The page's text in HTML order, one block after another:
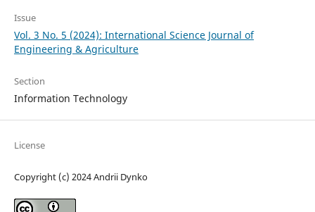
Issue
Vol. 3 No. 5 (2024): International Science Journal of
Engineering & Agriculture
Section
Information Technology
License
Copyright (c) 2024 Andrii Dynko